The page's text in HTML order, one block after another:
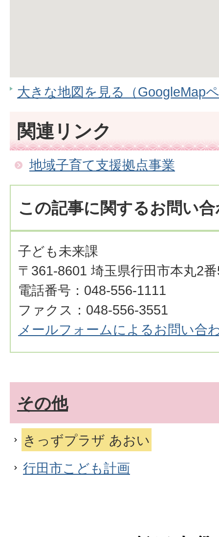
大きな地図を見る（GoogleMap
関連リンク
地域子育て支援拠点事業
この記事に関するお問い
子ども未来課
〒361-8601 埼玉県行田市本丸2
電話番号：048-556-1111
ファクス：048-556-3551
メールフォームによるお問い合
その他
きっずプラザ あおい
行田市こども計画